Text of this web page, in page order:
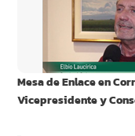
Mesa de Enlace en
Vicepresidente y